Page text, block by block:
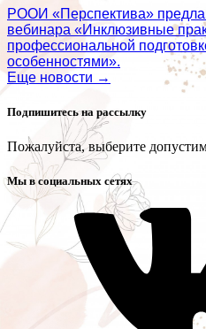
РООИ «Перспектива»
вебинара «Инклюзивные
профессиональной
особенностями».
Еще новости →
Подпишитесь на рассылку
Пожалуйста, выберите
Мы в социальных сетях